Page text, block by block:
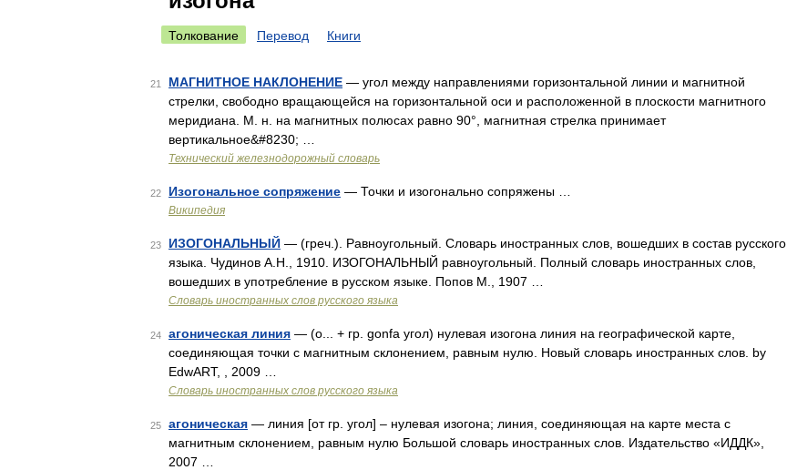
Толкование Перевод Книги
21 МАГНИТНОЕ НАКЛОНЕНИЕ — угол между направлениями горизонтальной линии и магнитной
стрелки, свободно вращающейся на горизонтальной оси и расположенной в плоскости магнитного
меридиана. М. н. на магнитных полюсах равно 90°, магнитная стрелка принимает
вертикальное&#8230; …
Технический железнодорожный словарь
22 Изогональное сопряжение — Точки и изогонально сопряжены …
Википедия
23 ИЗОГОНАЛЬНЫЙ — (греч.). Равноугольный. Словарь иностранных слов, вошедших в состав русского
языка. Чудинов А.Н., 1910. ИЗОГОНАЛЬНЫЙ равноугольный. Полный словарь иностранных слов,
вошедших в употребление в русском языке. Попов М., 1907 …
Словарь иностранных слов русского языка
24 агоническая линия — (о... + гр. gonfa угол) нулевая изогона линия на географической карте,
соединяющая точки с магнитным склонением, равным нулю. Новый словарь иностранных слов. by
EdwART, , 2009 …
Словарь иностранных слов русского языка
25 агоническая — линия [от гр. угол] – нулевая изогона; линия, соединяющая на карте места с
магнитным склонением, равным нулю Большой словарь иностранных слов. Издательство «ИДДК»,
2007 …